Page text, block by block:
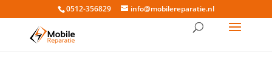
0512-356829 info@mobilereparatie.nl